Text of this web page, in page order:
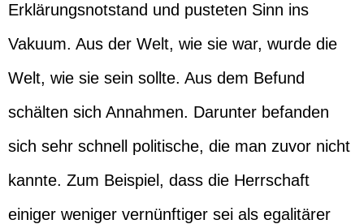
Erklärungsnotstand und pusteten Sinn ins
Vakuum. Aus der Welt, wie sie war, wurde die
Welt, wie sie sein sollte. Aus dem Befund
schälten sich Annahmen. Darunter befanden
sich sehr schnell politische, die man zuvor nicht
kannte. Zum Beispiel, dass die Herrschaft
einiger weniger vernünftiger sei als egalitärer